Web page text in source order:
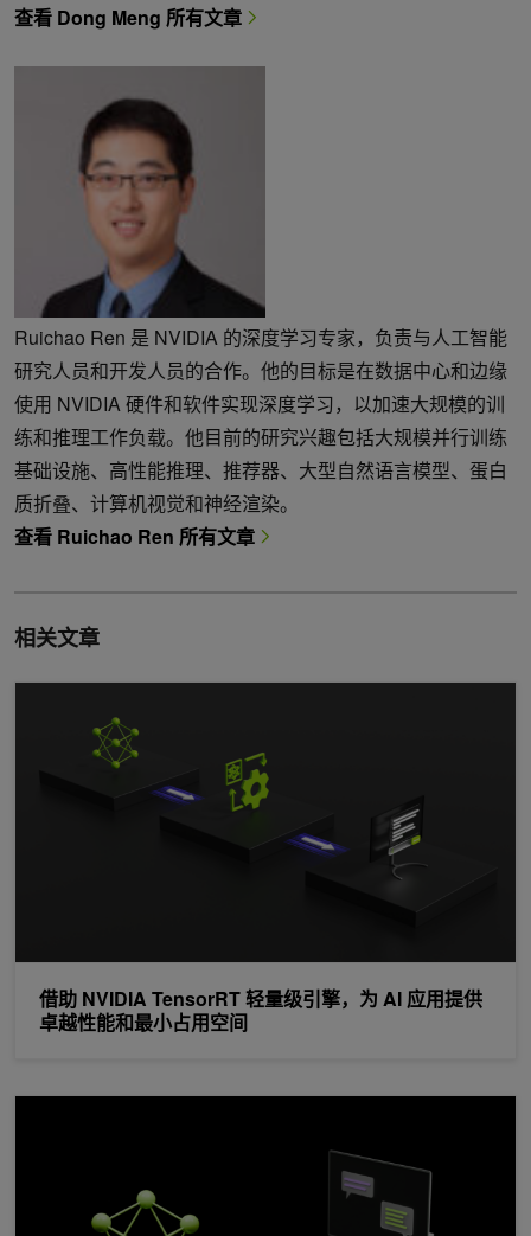
查看 Dong Meng 所有文章
Ruichao Ren 是 NVIDIA 的深度学习专家，负责与人工智能
研究人员和开发人员的合作。他的目标是在数据中心和边缘
使用 NVIDIA 硬件和软件实现深度学习，以加速大规模的训
练和推理工作负载。他目前的研究兴趣包括大规模并行训练
基础设施、高性能推理、推荐器、大型自然语言模型、蛋白
质折叠、计算机视觉和神经渲染。
查看 Ruichao Ren 所有文章
相关文章
借助 NVIDIA TensorRT 轻量级引擎，为 AI 应用提供
卓越性能和最小占用空间